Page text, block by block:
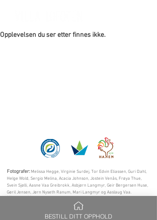
Opplevelsen du ser etter finnes ikke.
Fotografer:Melissa Hegge, Virginie Surdej, Tor Edvin Eliassen, Guri Dahl,
Helge Wold, Sergio Melina, Acacia Johnson, Jostein Venås, Frøya Thue,
Svein Sjølli, Aasne Vaa Greibrokk, Asbjørn Langmyr, Geir Bergersen Huse,
Gøril Jensen, Jørn Nyseth Ranum, Mari Langmyr og Aaslaug Vaa.
Hjemmeside:
BESTILL DITT OPPHOLD